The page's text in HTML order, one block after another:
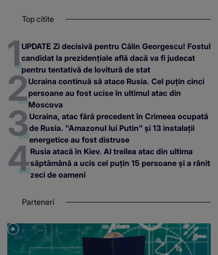
Top citite
UPDATE Zi decisivă pentru Călin Georgescu! Fostul
candidat la prezidențiale află dacă va fi judecat
pentru tentativă de lovitură de stat
Ucraina continuă să atace Rusia. Cel puțin cinci
persoane au fost ucise în ultimul atac din
Moscova
Ucraina, atac fără precedent în Crimeea ocupată
de Rusia. "Amazonul lui Putin" și 13 instalații
energetice au fost distruse
Rusia atacă în Kiev. Al treilea atac din ultima
săptămână a ucis cel puțin 15 persoane și a rănit
zeci de oameni
Parteneri